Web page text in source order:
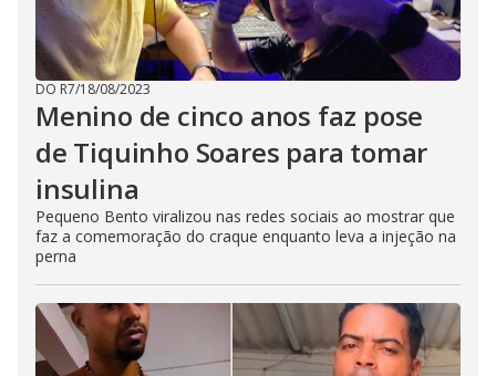
DO R7/18/08/2023
Menino de cinco anos faz pose
de Tiquinho Soares para tomar
insulina
Pequeno Bento viralizou nas redes sociais ao mostrar que
faz a comemoração do craque enquanto leva a injeção na
perna